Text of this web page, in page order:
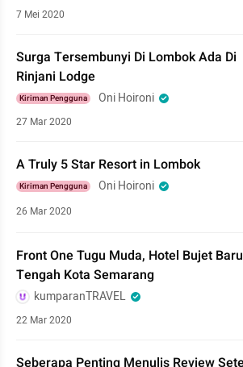
7 Mei 2020
Surga Tersembunyi Di Lombok Ada Di
Rinjani Lodge
Kiriman Pengguna Oni Hoironi
27 Mar 2020
A Truly 5 Star Resort in Lombok
Kiriman Pengguna Oni Hoironi
26 Mar 2020
Front One Tugu Muda, Hotel Bujet
Tengah Kota Semarang
kumparanTRAVEL
22 Mar 2020
Seberapa Penting Menulis Review